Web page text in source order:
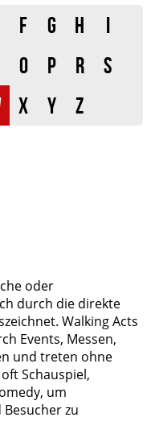
F G H
I
O P R
S
X Y Z
oder
durch die direkte
Walking Acts
Events, Messen,
und treten ohne
Schauspiel,
um
zu